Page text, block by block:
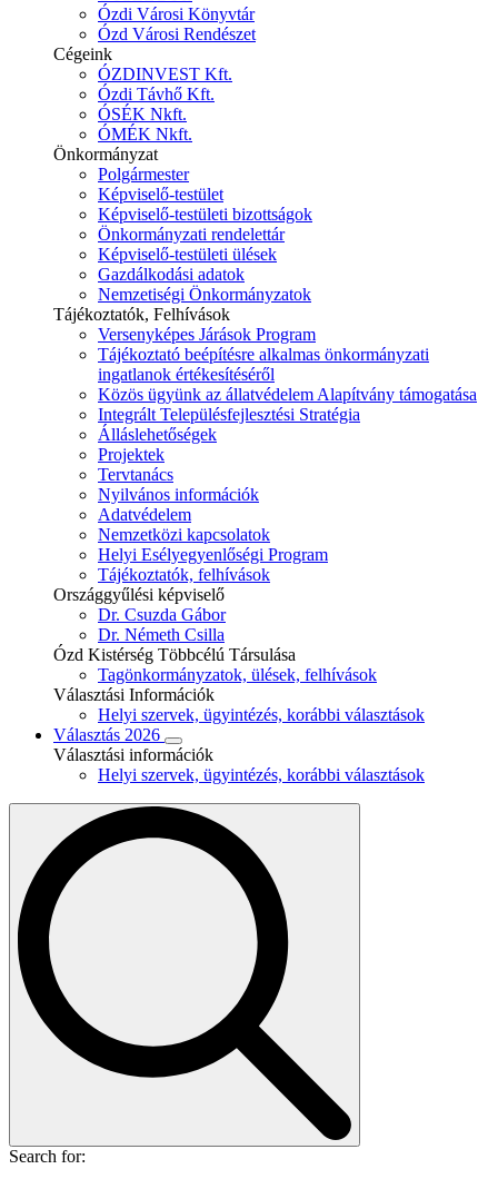
Ózdi Városi Könyvtár
Ózd Városi Rendészet
Cégeink
ÓZDINVEST Kft.
Ózdi Távhő Kft.
ÓSÉK Nkft.
ÓMÉK Nkft.
Önkormányzat
Polgármester
Képviselő-testület
Képviselő-testületi bizottságok
Önkormányzati rendelettár
Képviselő-testületi ülések
Gazdálkodási adatok
Nemzetiségi Önkormányzatok
Tájékoztatók, Felhívások
Versenyképes Járások Program
Tájékoztató beépítésre alkalmas önkormányzati
ingatlanok értékesítéséről
Közös ügyünk az állatvédelem Alapítvány támogatása
Integrált Településfejlesztési Stratégia
Álláslehetőségek
Projektek
Tervtanács
Nyilvános információk
Adatvédelem
Nemzetközi kapcsolatok
Helyi Esélyegyenlőségi Program
Tájékoztatók, felhívások
Országgyűlési képviselő
Dr. Csuzda Gábor
Dr. Németh Csilla
Ózd Kistérség Többcélú Társulása
Tagönkormányzatok, ülések, felhívások
Választási Információk
Helyi szervek, ügyintézés, korábbi választások
Választás 2026
Választási információk
Helyi szervek, ügyintézés, korábbi választások
Search for: